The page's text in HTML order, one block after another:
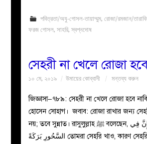
পবিত্রতা/অযু-গোসল-তায়াম্মুম, রোজা/রমজান/
ফরজ গোসল,সাহরি,স্বপ্নদোষ
সেহরী না খেলে রোজা
১০ মে, ২০১৯ উমায়ের কোব্বাদী মন্তব্য করুন
জিজ্ঞাসা–৭৮৯: সেহরী না খেলে রোজা হবে
হোসেন সোহাগ। জবাব: রোজা রাখার জন্য
নয়; তবে সুন্নাত। রাসুলুল্লাহ ﷺ বলেছেন, تَسَحَّرُوا فَإِنَّ فِي
السَّحُورِ بَرَكَةً তোমরা সেহরি খাও, কারণ সেহরিতে বরকত রয়েছে।